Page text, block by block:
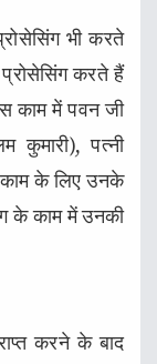
भी करते
करते हैं
काम में पवन जी
कुमारी), पत्नी
काम के लिए उनके
के काम में उनकी
करने के बाद